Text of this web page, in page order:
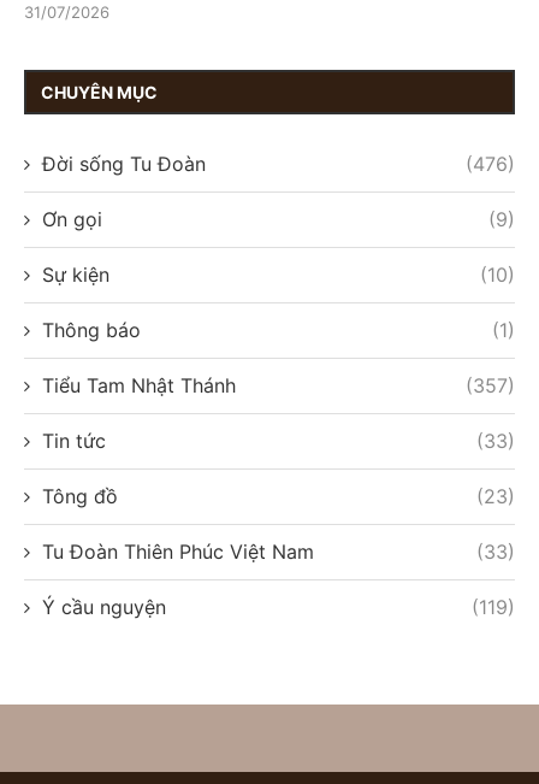
31/07/2026
CHUYÊN MỤC
Đời sống Tu Đoàn (476)
Ơn gọi (9)
Sự kiện (10)
Thông báo (1)
Tiểu Tam Nhật Thánh (357)
Tin tức (33)
Tông đồ (23)
Tu Đoàn Thiên Phúc Việt Nam (33)
Ý cầu nguyện (119)